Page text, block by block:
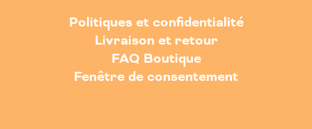
Politiques et confidentialité
Livraison et retour
FAQ Boutique
Fenêtre de consentement